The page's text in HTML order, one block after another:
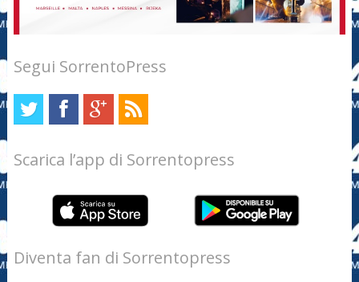
Segui SorrentoPress
Scarica l’app di Sorrentopress
Diventa fan di Sorrentopress